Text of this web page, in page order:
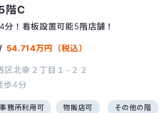
階C
！看板設置可能5階店舗！
/ 54.714万円（税込）
区北幸２丁目１−２２
歩4分
事務所利用可 物販店可 その他の階